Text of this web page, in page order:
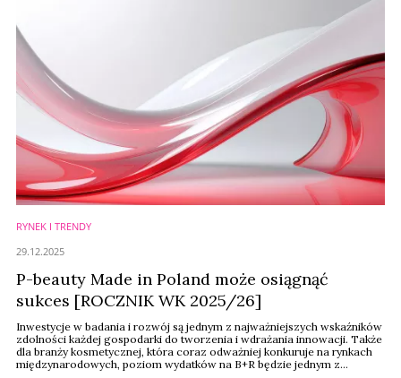
RYNEK I TRENDY
P-beauty Made in Poland może osiągnąć
sukces [ROCZNIK WK 2025/26]
Inwestycje w badania i rozwój są jednym z najważniejszych wskaźników
zdolności każdej gospodarki do tworzenia i wdrażania innowacji. Także
dla branży kosmetycznej, która coraz odważniej konkuruje na rynkach
międzynarodowych, poziom wydatków na B+R będzie jednym z
29.12.2025